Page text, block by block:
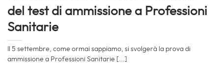
del test di ammissione a Professioni
Sanitarie
Il 5 settembre, come ormai sappiamo, si svolgerà la prova di
ammissione a Professioni Sanitarie [...]